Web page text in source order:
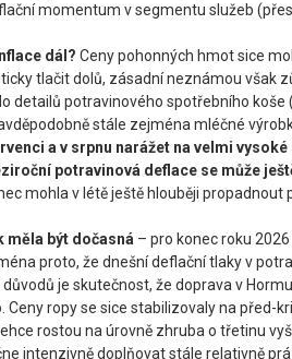
momentum v segmentu služeb
dál? Ceny pohonných hmot sice
tlačit dolů, zásadní neznámou však
detailů potravinového spotřebního koše
stále zejména mléčné
a v srpnu narážet na velmi
potravinová deflace se může
mohla v létě ještě hlouběji propadnout
měla být dočasná – pro konec roku
proto, že dnešní deflační tlaky v
je skutečnost, že doprava v
Ceny ropy se sice stabilizovaly na před-
rostou na úrovně zhruba o třetinu
intenzivně doplňovat stále relativně